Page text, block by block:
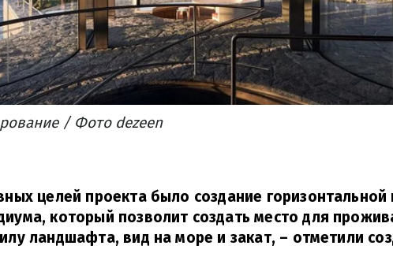
/ Фото dezeen
целей проекта было создание горизонтальной
который позволит создать место для
ландшафта, вид на море и закат, – отметили